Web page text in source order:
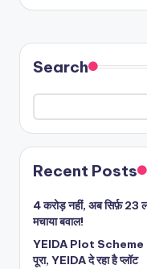
Search
Recent Posts
4 करोड़ नहीं, अब सिर्फ़ 23
मचाया बवाल!
YEIDA Plot Scheme
पूरा, YEIDA दे रहा है प्लॉट